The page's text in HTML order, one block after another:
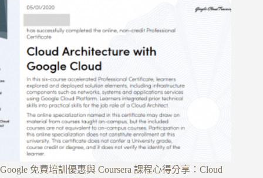
Google 免費培訓優惠與 Coursera 課程心得分享：Cloud